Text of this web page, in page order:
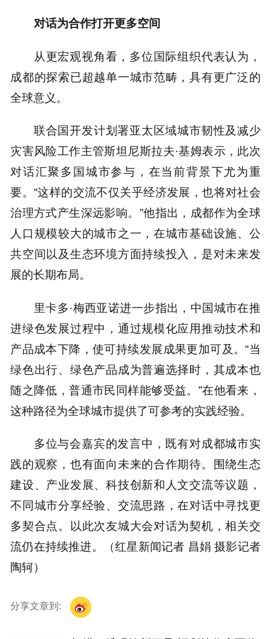
对话为合作打开更多空间
从更宏观视角看，多位国际组织代表认为，
成都的探索已超越单一城市范畴，具有更广泛的
全球意义。
联合国开发计划署亚太区域城市韧性及减少
灾害风险工作主管斯坦尼斯拉夫·基姆表示，此次
对话汇聚多国城市参与，在当前背景下尤为重
要。“这样的交流不仅关乎经济发展，也将对社会
治理方式产生深远影响。”他指出，成都作为全球
人口规模较大的城市之一，在城市基础设施、公
共空间以及生态环境方面持续投入，是对未来发
展的长期布局。
里卡多·梅西亚诺进一步指出，中国城市在推
进绿色发展过程中，通过规模化应用推动技术和
产品成本下降，使可持续发展成果更加可及。“当
绿色出行、绿色产品成为普遍选择时，其成本也
随之降低，普通市民同样能够受益。”在他看来，
这种路径为全球城市提供了可参考的实践经验。
多位与会嘉宾的发言中，既有对成都城市实
践的观察，也有面向未来的合作期待。围绕生态
建设、产业发展、科技创新和人文交流等议题，
不同城市分享经验、交流思路，在对话中寻找更
多契合点。以此次友城大会对话为契机，相关交
流仍在持续推进。（红星新闻记者 昌娟 摄影记者
陶轲）
分享文章到: